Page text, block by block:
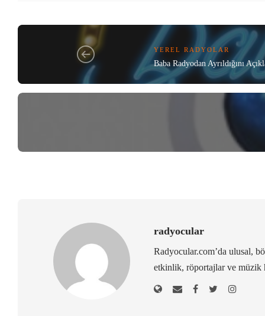
YEREL RADYOLAR
Baba Radyodan Ayrıldığını
radyocular
Radyocular.com’da ulusal,
etkinlik, röportajlar ve müzik